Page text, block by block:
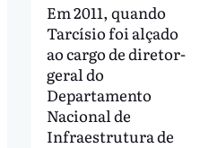
Em 2011, quando
Tarcísio foi alçado
ao cargo de diretor-
geral do
Departamento
Nacional de
Infraestrutura de